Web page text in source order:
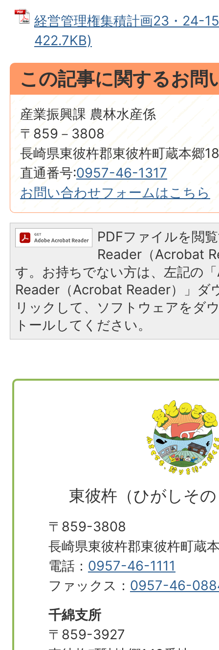
経営管理権集積計画23・24-
422.7KB)
この記事に関するお問
産業振興課 農林水産係
〒859－3808
長崎県東彼杵郡東彼杵町蔵本郷
直通番号:0957-46-1317
お問い合わせフォームはこちら
PDFファイルを閲
Reader（Acrobat
す。お持ちでない方は、左記の
Reader（Acrobat Reader）」ダ
リックして、ソフトウェアをダ
トールしてください。
東彼杵（ひがしそ
〒859-3808
長崎県東彼杵郡東彼杵町蔵
電話： 0957-46-1111
ファックス： 0957-46-
千綿支所
〒859-3927